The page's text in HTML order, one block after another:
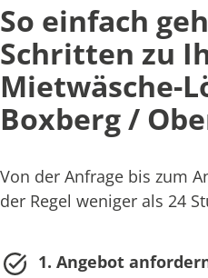
So einfach
Schritten zu
Mietwäsche-
Boxberg /
Von der Anfrage bis zum
der Regel weniger als 24
1. Angebot